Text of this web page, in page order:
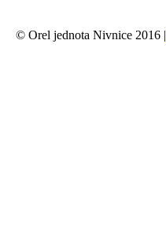
© Orel jednota Nivnice 2016 |